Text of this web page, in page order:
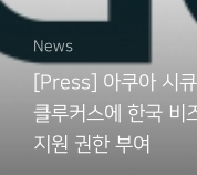
News
[Press] 아쿠아 시
클루커스에 한국 비
지원 권한 부여